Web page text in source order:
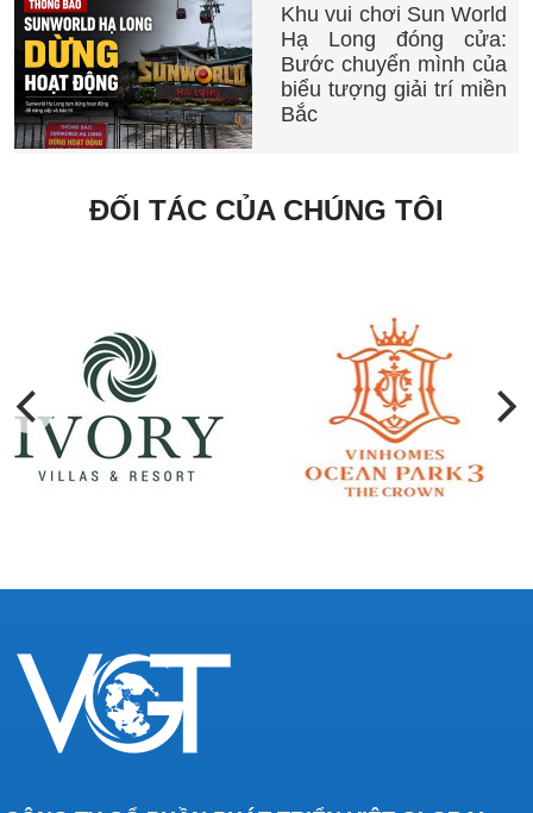
Khu vui chơi Sun World
Hạ Long đóng cửa:
Bước chuyển mình của
biểu tượng giải trí miền
Bắc
ĐỐI TÁC CỦA CHÚNG TÔI